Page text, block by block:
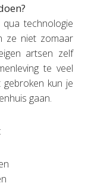
technologie
ze niet zomaar
artsen zelf
te veel
kun je
gaan.